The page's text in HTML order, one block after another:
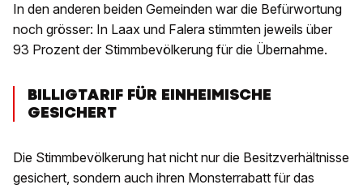
In den anderen beiden Gemeinden war die Befürwortung
noch grösser: In Laax und Falera stimmten jeweils über
93 Prozent der Stimmbevölkerung für die Übernahme.
BILLIGTARIF FÜR EINHEIMISCHE
GESICHERT
Die Stimmbevölkerung hat nicht nur die Besitzverhältnisse
gesichert, sondern auch ihren Monsterrabatt für das